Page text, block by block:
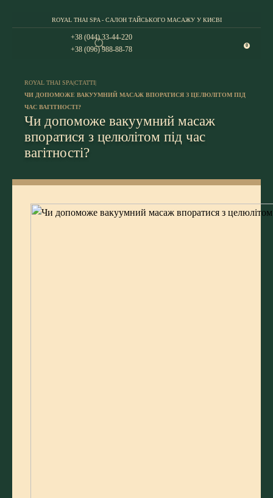
ROYAL THAI SPA - САЛОН ТАЙСЬКОГО МАСАЖУ У КИЄВІ
+38 (044) 33-44-220
+38 (096) 988-88-78
0
ROYAL THAI SPA|СТАТТІ|
ЧИ ДОПОМОЖЕ ВАКУУМНИЙ МАСАЖ ВПОРАТИСЯ З ЦЕЛЮЛІТОМ ПІД
ЧАС ВАГІТНОСТІ?
Чи допоможе вакуумний масаж
впоратися з целюлітом під час
вагітності?